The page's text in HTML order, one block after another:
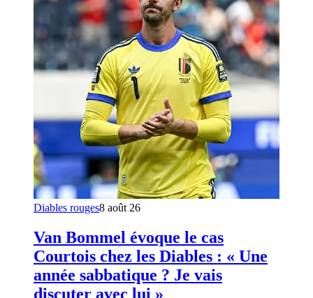
Diables rouges8 août 26
Van Bommel évoque le cas
Courtois chez les Diables : « Une
année sabbatique ? Je vais
discuter avec lui »